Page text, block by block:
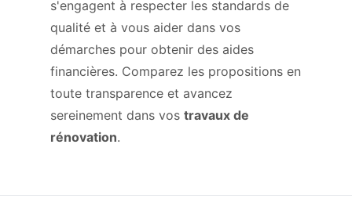
s'engagent à respecter les standards de
qualité et à vous aider dans vos
démarches pour obtenir des aides
financières. Comparez les propositions en
toute transparence et avancez
sereinement dans vos travaux de
rénovation.